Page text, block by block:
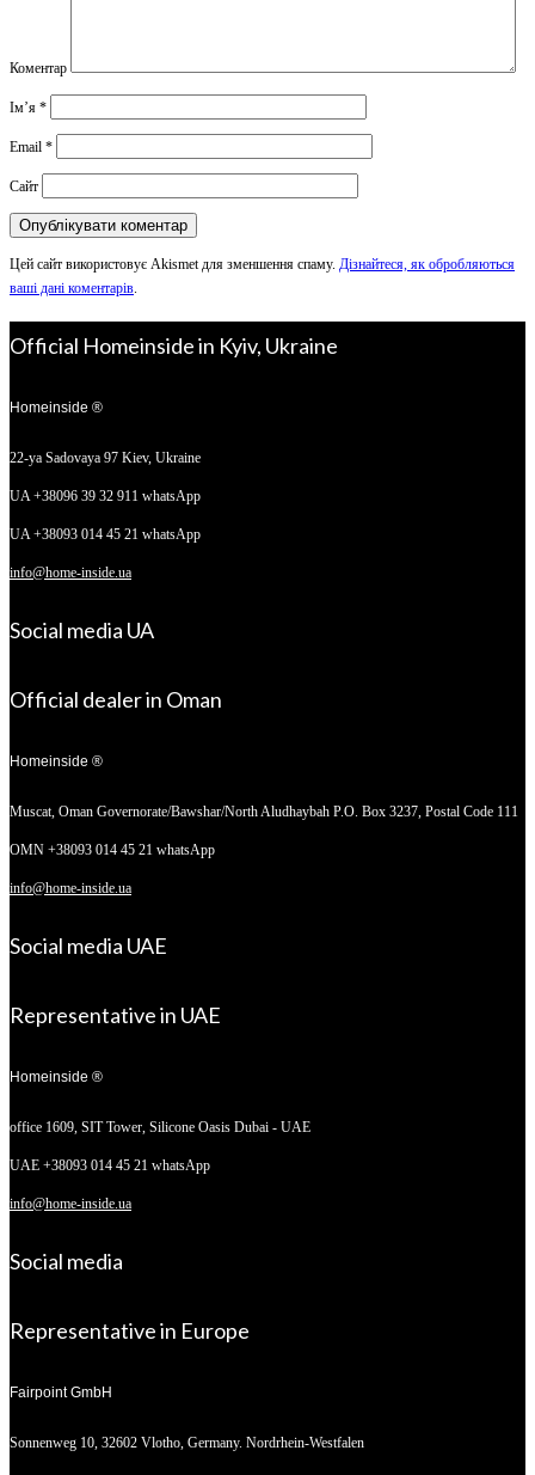
Коментар
Ім’я *
Email *
Сайт
Цей сайт використовує Akismet для зменшення спаму. Дізнайтеся, як обробляються
ваші дані коментарів.
Official Homeinside in Kyiv, Ukraine
Homeinside ®
22-ya Sadovaya 97 Kiev, Ukraine
UA +38096 39 32 911 whatsApp
UA +38093 014 45 21 whatsApp
info@home-inside.ua
Social media UA
Official dealer in Oman
Homeinside ®
Muscat, Oman Governorate/Bawshar/North Aludhaybah P.O. Box 3237, Postal Code 111
OMN +38093 014 45 21 whatsApp
info@home-inside.ua
Social media UAE
Representative in UAE
Homeinside ®
office 1609, SIT Tower, Silicone Oasis Dubai - UAE
UAE +38093 014 45 21 whatsApp
info@home-inside.ua
Social media
Representative in Europe
Fairpoint GmbH
Sonnenweg 10, 32602 Vlotho, Germany. Nordrhein-Westfalen